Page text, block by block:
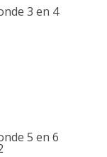
3 en 4
5 en 6